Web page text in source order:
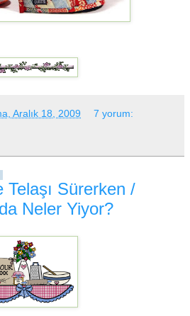
Aralık 18, 2009 7 yorum:
Telaşı Sürerken /
Neler Yiyor?